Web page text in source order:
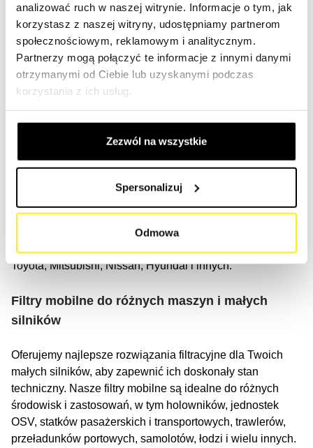
analizować ruch w naszej witrynie. Informacje o tym, jak
korzystasz z naszej witryny, udostępniamy partnerom
społecznościowym, reklamowym i analitycznym.
Partnerzy mogą połączyć te informacje z innymi danymi
otrzymanymi od Ciebie lub uzyskanymi podczas
korzystania z ich usług.
Zezwól na wszystkie
Spersonalizuj
Odmowa
CAR, ISUZU, MAN, MERCEDES BENZ, VOLVO,
COMBILIFT.
Zaufaj nam, aby znaleźć odpowiedni filtr, który przywróci
Twoje pojazdy do pracy i na drogę.
Samochód osobowy
Znajdź odpowiednie rozwiązanie filtracyjne dla swojego
samochodu, kampera, sedana, liftbacka,
sportbacka/tourera/touringa, pick-upa, kombi, coupe,
Nasze filtry są odpowiednie dla pojazdów wiodących
marek, takich jak Alfa Romeo, BMW, Chrysler, Audi,
Toyota, Mitsubishi, Nissan, Hyundai i innych.
Filtry mobilne do różnych maszyn i małych
silników
Oferujemy najlepsze rozwiązania filtracyjne dla Twoich
małych silników, aby zapewnić ich doskonały stan
techniczny. Nasze filtry mobilne są idealne do różnych
środowisk i zastosowań, w tym holowników, jednostek
OSV, statków pasażerskich i transportowych, trawlerów,
przeładunków portowych, samolotów, łodzi i wielu innych.